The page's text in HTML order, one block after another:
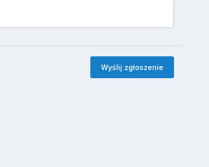
Wyślij zgłoszenie